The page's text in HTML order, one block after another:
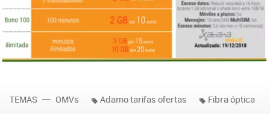
TEMAS OMVs Adamo tarifas ofertas Fibra óptica